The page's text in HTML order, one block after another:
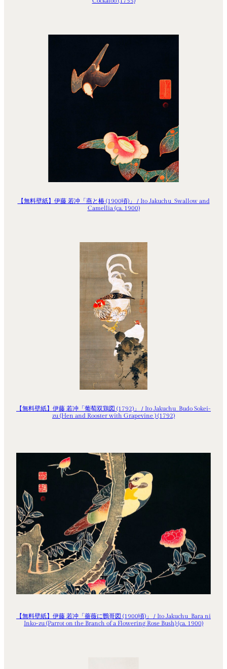
【無料壁紙】伊藤 若冲「燕と椿 (1900頃)」 / Ito Jakuchu_Swallow and
Camellia (ca. 1900)
【無料壁紙】伊藤 若冲「葡萄双鶏図 (1792)」 / Ito Jakuchu_Budo Sokei-
zu (Hen and Rooster with Grapevine ) (1792)
【無料壁紙】伊藤 若冲「薔薇に鸚哥図 (1900頃)」 / Ito Jakuchu_Bara ni
Inko-zu (Parrot on the Branch of a Flowering Rose Bush) (ca. 1900)